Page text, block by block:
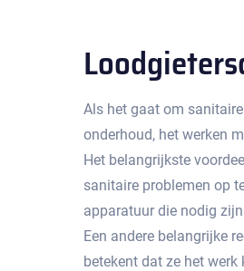
Als het gaat om
onderhoud, het werken
Het belangrijkste
sanitaire problemen op
apparatuur die nodig
Een andere belangrijke
betekent dat ze het